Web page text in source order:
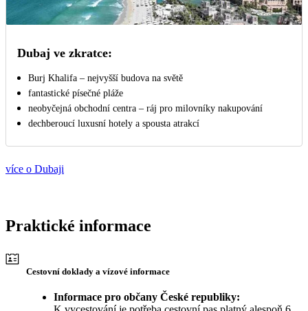
Dubaj ve zkratce:
Burj Khalifa – nejvyšší budova na světě
fantastické písečné pláže
neobyčejná obchodní centra – ráj pro milovníky nakupování
dechberoucí luxusní hotely a spousta atrakcí
více o Dubaji
Praktické informace
Cestovní doklady a vízové informace
Informace pro občany České republiky: